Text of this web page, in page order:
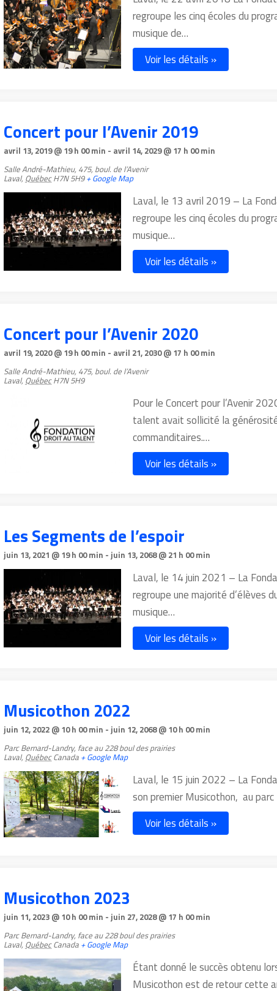
regroupe les cinq écoles du
musique de…
Voir les détails »
Concert pour l’Avenir 2019
avril 13, 2019 @ 19 h 00 min - avril 14, 2029 @ 17 h 00 min
Salle André-Mathieu, 475, boul. de l’Avenir
Laval, Québec H7N 5H9 + Google Map
Laval, le 13 avril 2019 – La
regroupe les cinq écoles du
musique…
Voir les détails »
Concert pour l’Avenir 2020
avril 19, 2020 @ 19 h 00 min - avril 21, 2030 @ 17 h 00 min
Salle André-Mathieu, 475, boul. de l’Avenir
Laval, Québec H7N 5H9
Pour le Concert pour l’Avenir
talent avait sollicité la
commanditaires.…
Voir les détails »
Les Segments de l’espoir
juin 13, 2021 @ 19 h 00 min - juin 13, 2068 @ 21 h 00 min
Laval, le 14 juin 2021 – La
regroupe une majorité d’élèves
musique…
Voir les détails »
Musicothon 2022
juin 12, 2022 @ 10 h 00 min - juin 12, 2068 @ 10 h 00 min
Parc Bernard-Landry, face au 228 boul des prairies
Laval, Québec Canada + Google Map
Laval, le 15 juin 2022 – La
son premier Musicothon, au
Voir les détails »
Musicothon 2023
juin 11, 2023 @ 10 h 00 min - juin 27, 2028 @ 17 h 00 min
Parc Bernard-Landry, face au 228 boul des prairies
Laval, Québec Canada + Google Map
Étant donné le succès obtenu
Musicothon est de retour cette